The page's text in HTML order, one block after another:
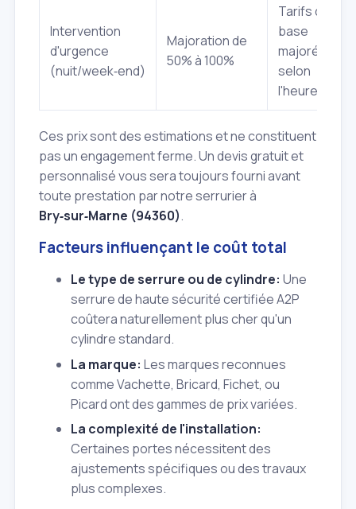
Intervention
d'urgence
(nuit/week‑end)
Majoration de
50% à 100%
Tarifs de
base
majorés
selon
l'heure
Ces prix sont des estimations et ne constituent
pas un engagement ferme. Un devis gratuit et
personnalisé vous sera toujours fourni avant
toute prestation par notre serrurier à
Bry‑sur‑Marne (94360).
Facteurs influençant le coût total
Le type de serrure ou de cylindre: Une
serrure de haute sécurité certifiée A2P
coûtera naturellement plus cher qu'un
cylindre standard.
La marque: Les marques reconnues
comme Vachette, Bricard, Fichet, ou
Picard ont des gammes de prix variées.
La complexité de l'installation:
Certaines portes nécessitent des
ajustements spécifiques ou des travaux
plus complexes.